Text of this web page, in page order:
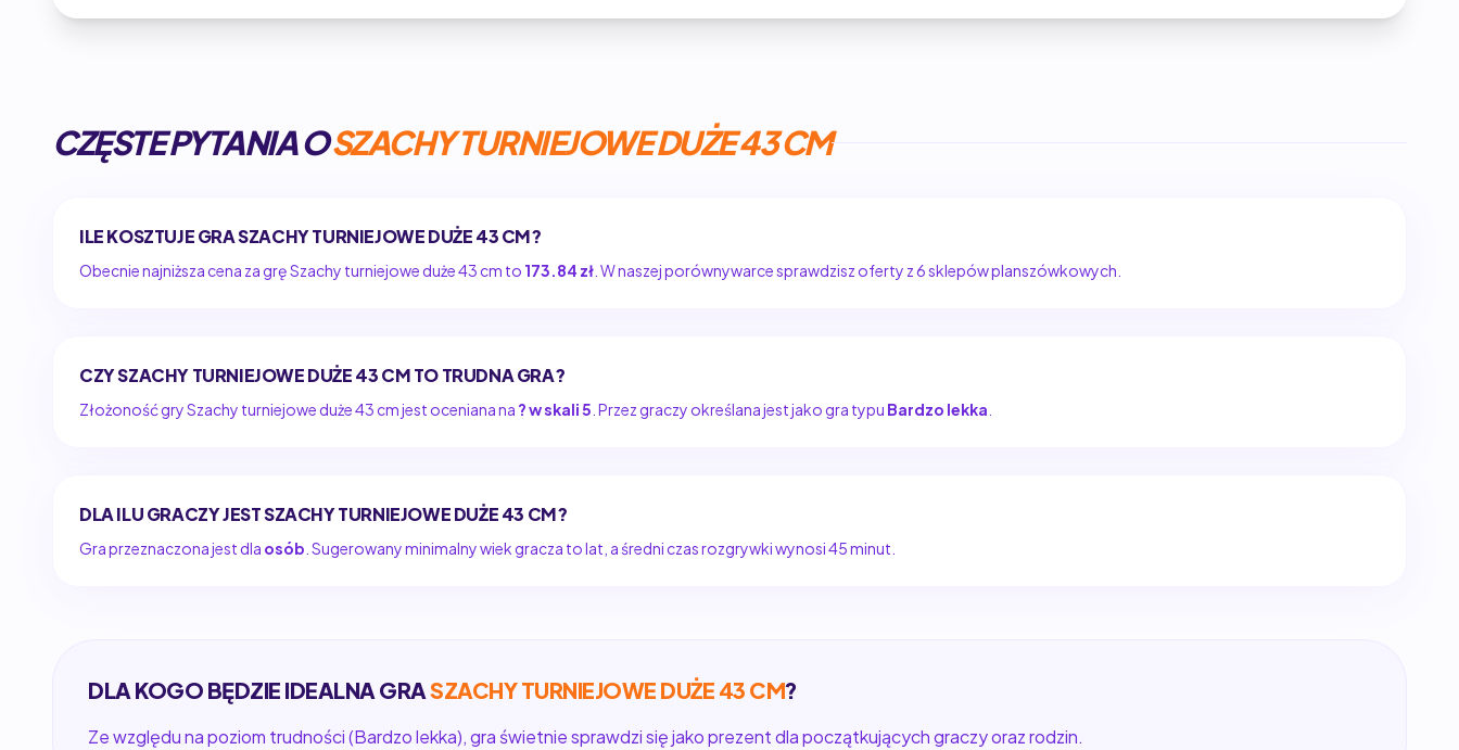
CZĘSTE PYTANIA OSZACHY TURNIEJOWE DUŻE 43 CM
ILE KOSZTUJE GRA SZACHY TURNIEJOWE DUŻE 43 CM?
Obecnie najniższa cena za grę Szachy turniejowe duże 43 cm to 173.84 zł . W naszej porównywarce sprawdzisz oferty z 6 sklepów planszówkowych.
CZY SZACHY TURNIEJOWE DUŻE 43 CM TO TRUDNA GRA?
Złożoność gry Szachy turniejowe duże 43 cm jest oceniana na ? w skali 5 . Przez graczy określana jest jako gra typu Bardzo lekka
DLA ILU GRACZY JEST SZACHY TURNIEJOWE DUŻE 43 CM?
Gra przeznaczona jest dla osób . Sugerowany minimalny wiek gracza to lat, a średni czas rozgrywki wynosi 45 minut.
DLA KOGO BĘDZIE IDEALNA GRASZACHY TURNIEJOWE DUŻE 43 CM?
Ze względu na poziom trudności (Bardzo lekka), gra świetnie sprawdzi się jako prezent dla początkujących graczy oraz rodzin.